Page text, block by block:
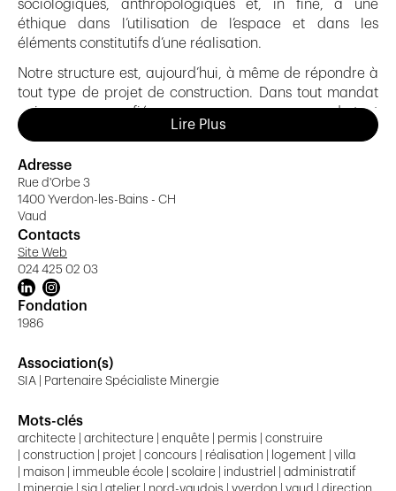
sociologiques, anthropologiques et, in fine, à une
éthique dans l’utilisation de l’espace et dans les
éléments constitutifs d’une réalisation.
Notre structure est, aujourd’hui, à même de répondre à
tout type de projet de construction. Dans tout mandat
qui nous sera confié, nous pouvons vous assurer de tout
mettre en œuvre pour que notre collaboration vous
Lire Plus
Adresse
Rue d'Orbe 3
1400 Yverdon-les-Bains - CH
Vaud
Contacts
Site Web
024 425 02 03
Fondation
1986
Association(s)
SIA | Partenaire Spécialiste Minergie
Mots-clés
architecte | architecture | enquête | permis | construire
| construction | projet | concours | réalisation | logement | villa
| maison | immeuble école | scolaire | industriel | administratif